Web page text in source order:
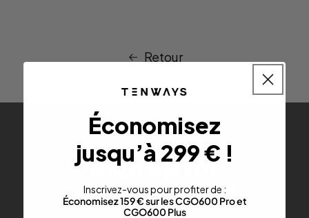
Retour
Sign up for
the latest and
Économisez
jusqu’à 299 € !
Inscrivez-vous pour profiter de :
Économisez 159 € sur les CGO600 Pro et
CGO600 Plus